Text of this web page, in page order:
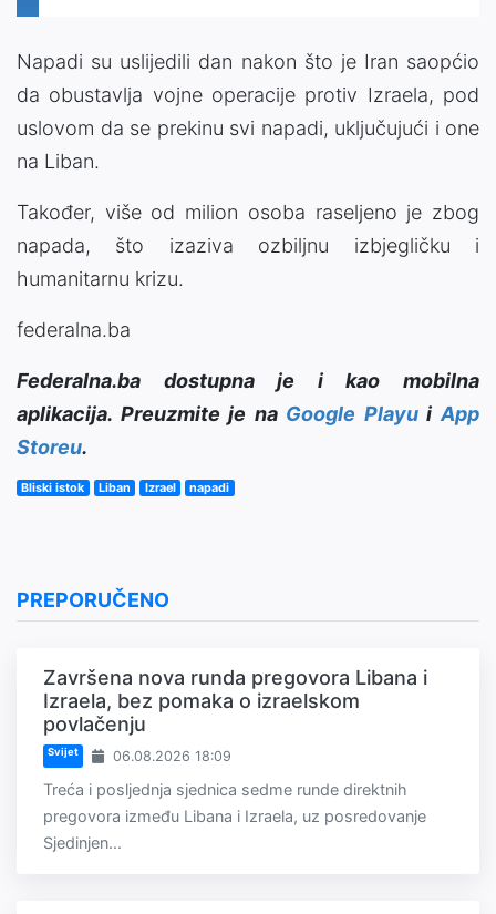
Napadi su uslijedili dan nakon što je Iran saopćio
da obustavlja vojne operacije protiv Izraela, pod
uslovom da se prekinu svi napadi, uključujući i one
na Liban.
Također, više od milion osoba raseljeno je zbog
napada, što izaziva ozbiljnu izbjegličku i
humanitarnu krizu.
federalna.ba
Federalna.ba dostupna je i kao mobilna
aplikacija. Preuzmite je na Google PlayuiApp
Storeu.
Bliski istok Liban Izrael napadi
PREPORUČENO
Završena nova runda pregovora Libana i
Izraela, bez pomaka o izraelskom
povlačenju
Svijet 06.08.2026 18:09
Treća i posljednja sjednica sedme runde direktnih
pregovora između Libana i Izraela, uz posredovanje
Sjedinjen...